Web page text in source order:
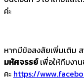
ค่ะ
หากมีข้อสงสัยเพิ่มเติม
มหัศจรรย์เพื่อให้ทีมงา
คะ https://